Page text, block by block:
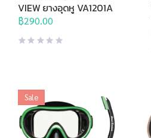
View,กีฬาทางน้ำ, อุปกรณ์ทาง
น้ำอื่นๆ
VIEW ยางอุดหู VA1201A
฿290.00
Sale